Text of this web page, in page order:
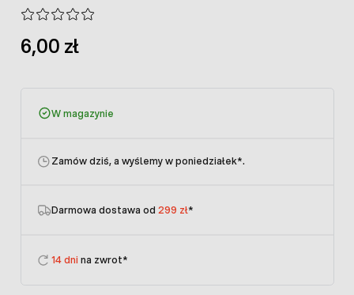
6,00 zł
W magazynie
Zamów dziś, a wyślemy w poniedziałek*.
Darmowa dostawa od 299 zł*
14 dni na zwrot*